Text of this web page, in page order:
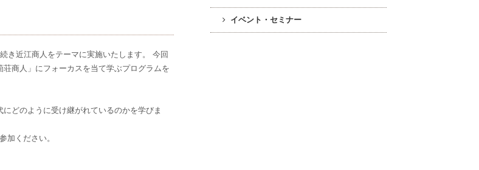
イベント・セミナー
き近江商人をテーマに実施いたします。 今回
商人」にフォーカスを当て学ぶプログラムを
どのように受け継がれているのかを学びま
加ください。